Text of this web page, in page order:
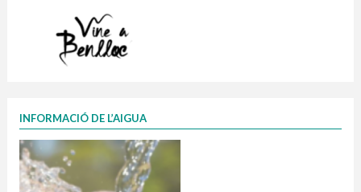
INFORMACIÓ DE L’AIGUA